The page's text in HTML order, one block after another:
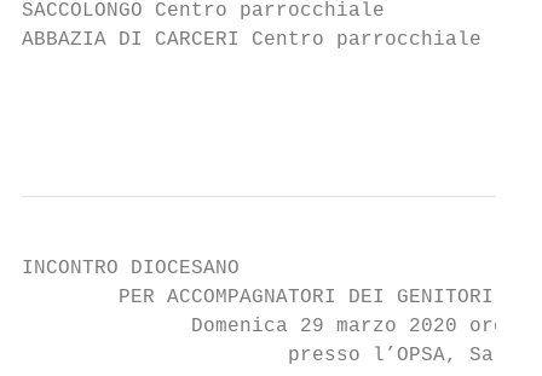
SACCOLONGO Centro parrocchiale
ABBAZIA DI CARCERI Centro
INCONTRO DIOCESANO
        PER ACCOMPAGNATORI DEI GENITORI
Domenica 29 marzo 2020 ore
presso l’OPSA,